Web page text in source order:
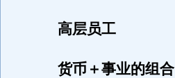
高层员工
货币＋事业的组合